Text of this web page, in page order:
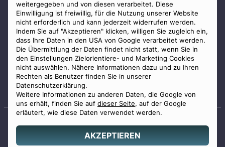
weitergegeben und von diesen verarbeitet. Diese
Einwilligung ist freiwillig, für die Nutzung unserer Website
nicht erforderlich und kann jederzeit widerrufen werden.
Indem Sie auf "Akzeptieren" klicken, willigen Sie zugleich ein,
dass Ihre Daten in den USA von Google verarbeitet werden.
Die Übermittlung der Daten findet nicht statt, wenn Sie in
den Einstellungen Zielorientiere- und Marketing Cookies
nicht auswählen. Nähere Informationen dazu und zu Ihren
Rechten als Benutzer finden Sie in unserer
Datenschutzerklärung.
Weitere Informationen zu anderen Daten, die Google von
uns erhält, finden Sie auf dieser Seite, auf der Google
erläutert, wie diese Daten verwendet werden.
AKZEPTIEREN
Zahlungsmöglichkeiten
Staatlich geprüfter
© 2026 Benu GmbH. Alle Rechte vorbehalten.